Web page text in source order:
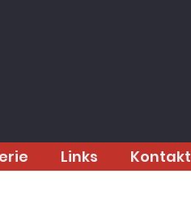
Links Kontakt